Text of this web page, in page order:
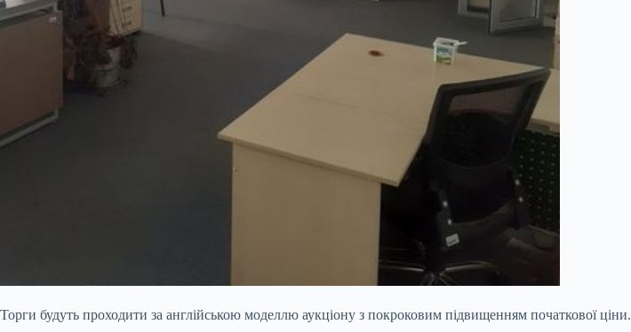
Торги будуть проходити за англійською моделлю аукціону з покроковим підвищенням початкової ціни.